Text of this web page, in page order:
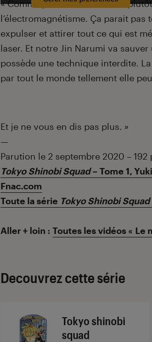
« Comme je vous l’ai dit, il est
l’électromagnétisme. Ça parait
expulser et attirer tout ce qui est
laser. Et notre Jin Narumi va
possède une technique interdite.
par tout le monde tellement elle
Et je ne vous en dis pas plus. »
—
Parution le 2 septembre 2020 – 192
Tokyo Shinobi Squad– Tome 1,
Fnac.com
Toute la série Tokyo Shinobi Squad
Aller + loin : Toutes les vidéos « Le
Decouvrez cette série
Tokyo shinobi
squad